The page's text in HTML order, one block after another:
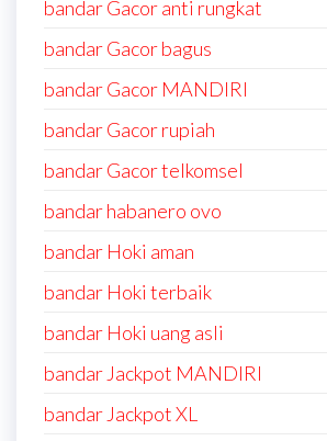
bandar Gacor anti rungkat
bandar Gacor bagus
bandar Gacor MANDIRI
bandar Gacor rupiah
bandar Gacor telkomsel
bandar habanero ovo
bandar Hoki aman
bandar Hoki terbaik
bandar Hoki uang asli
bandar Jackpot MANDIRI
bandar Jackpot XL